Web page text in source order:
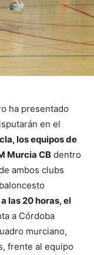
ha presentado
en el
los equipos de
Murcia CB dentro
ambos clubs
las 20 horas, el
a Córdoba
murciano,
frente al equipo